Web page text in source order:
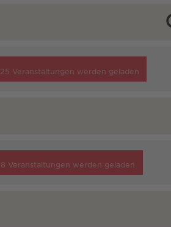
25 Veranstaltungen werden geladen
8 Veranstaltungen werden geladen